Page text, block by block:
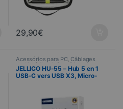
29,90€
Acessórios para PC, Câblages
multimédias , Informática
JELLICO HU-55 – Hub 5 en 1
USB-C vers USB X3, Micro-